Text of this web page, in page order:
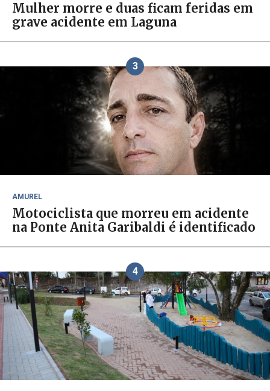
Mulher morre e duas ficam feridas em
grave acidente em Laguna
3
AMUREL
Motociclista que morreu em acidente
na Ponte Anita Garibaldi é identificado
4